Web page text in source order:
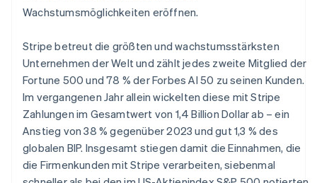
Wachstumsmöglichkeiten eröffnen.
Stripe betreut die größten und wachstumsstärksten
Unternehmen der Welt und zählt jedes zweite Mitglied der
Fortune 500 und 78 % der Forbes AI 50 zu seinen Kunden.
Im vergangenen Jahr allein wickelten diese mit Stripe
Zahlungen im Gesamtwert von 1,4 Billion Dollar ab – ein
Anstieg von 38 % gegenüber 2023 und gut 1,3 % des
globalen BIP. Insgesamt stiegen damit die Einnahmen, die
die Firmenkunden mit Stripe verarbeiten, siebenmal